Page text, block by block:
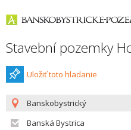
Stavební pozemky
Uložiť toto hladanie
Banskobystrický
Banská Bystrica